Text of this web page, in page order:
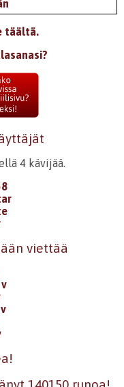
täältä.
4 kävijää.
viettää